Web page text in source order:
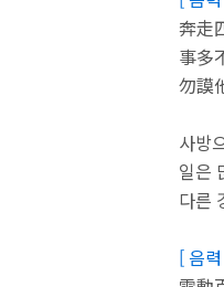
奔走
事多
勿謨
사방
일은
다른
[ 음